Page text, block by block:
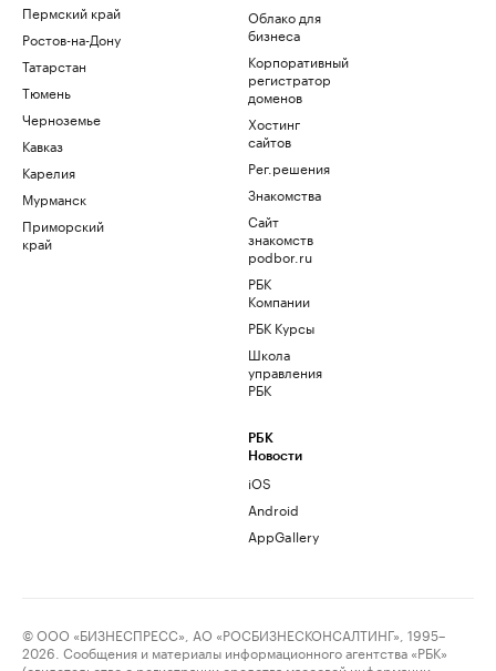
Пермский край
Ростов-на-Дону
Татарстан
Тюмень
Черноземье
Кавказ
Карелия
Мурманск
Приморский
край
Облако для
бизнеса
Корпоративный
регистратор
доменов
Хостинг
сайтов
Рег.решения
Знакомства
Сайт
знакомств
podbor.ru
РБК
Компании
РБК Курсы
Школа
управления
РБК
РБК
Новости
iOS
Android
AppGallery
© ООО «БИЗНЕСПРЕСС», АО «РОСБИЗНЕСКОНСАЛТИНГ», 1995–
2026. Сообщения и материалы информационного агентства «РБК»